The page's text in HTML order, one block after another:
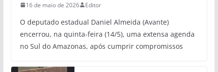
16 de maio de 2026 Editor
O deputado estadual Daniel Almeida (Avante)
encerrou, na quinta-feira (14/5), uma extensa agenda
no Sul do Amazonas, após cumprir compromissos